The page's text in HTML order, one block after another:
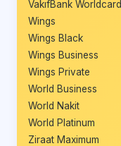
VakıfBank Worldcard
Wings
Wings Black
Wings Business
Wings Private
World Business
World Nakit
World Platinum
Ziraat Maximum